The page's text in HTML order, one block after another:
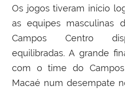
Os jogos tiveram início
as equipes masculinas
Campos Centro
equilibradas. A grande
com o time do
Macaé num desempate